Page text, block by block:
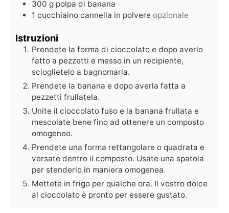
300 g polpa di banana
1 cucchiaino cannella in polvere opzionale
Istruzioni
Prendete la forma di cioccolato e dopo averlo
fatto a pezzetti e messo in un recipiente,
scioglietelo a bagnomaria.
Prendete la banana e dopo averla fatta a
pezzetti frullatela.
Unite il cioccolato fuso e la banana frullata e
mescolate bene fino ad ottenere un composto
omogeneo.
Prendete una forma rettangolare o quadrata e
versate dentro il composto. Usate una spatola
per stenderlo in maniera omogenea.
Mettete in frigo per qualche ora. Il vostro dolce
al cioccolato è pronto per essere gustato.